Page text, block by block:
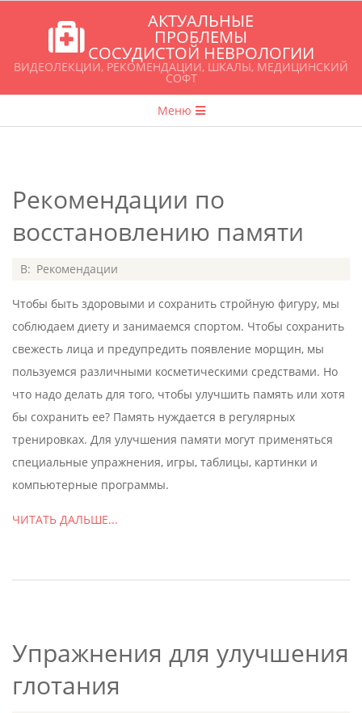
содержимому
АКТУАЛЬНЫЕ
ПРОБЛЕМЫ
СОСУДИСТОЙ НЕВРОЛОГИИ
ВИДЕОЛЕКЦИИ, РЕКОМЕНДАЦИИ, ШКАЛЫ, МЕДИЦИНСКИЙ
СОФТ
навигационное
Меню
Рекомендации по
восстановлению памяти
2020-
21
В: Рекомендации
Чтобы быть здоровыми и сохранить стройную фигуру, мы
соблюдаем диету и занимаемся спортом. Чтобы сохранить
свежесть лица и предупредить появление морщин, мы
пользуемся различными косметическими средствами. Но
что надо делать для того, чтобы улучшить память или хотя
бы сохранить ее? Память нуждается в регулярных
тренировках. Для улучшения памяти могут применяться
специальные упражнения, игры, таблицы, картинки и
компьютерные программы.
ЧИТАТЬ ДАЛЬШЕ...
Упражнения для улучшения
глотания